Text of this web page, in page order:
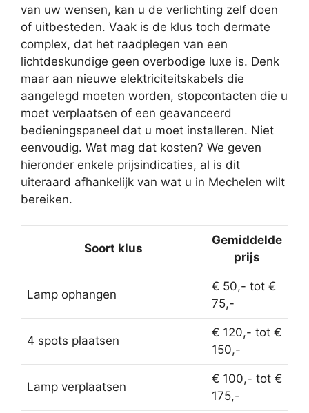
van uw wensen, kan u de verlichting zelf doen
of uitbesteden. Vaak is de klus toch dermate
complex, dat het raadplegen van een
lichtdeskundige geen overbodige luxe is. Denk
maar aan nieuwe elektriciteitskabels die
aangelegd moeten worden, stopcontacten die u
moet verplaatsen of een geavanceerd
bedieningspaneel dat u moet installeren. Niet
eenvoudig. Wat mag dat kosten? We geven
hieronder enkele prijsindicaties, al is dit
uiteraard afhankelijk van wat u in Mechelen wilt
bereiken.
Soort klus
Gemiddelde
prijs
Lamp ophangen
€ 50,- tot €
75,-
4 spots plaatsen
€ 120,- tot €
150,-
Lamp verplaatsen
€ 100,- tot €
175,-